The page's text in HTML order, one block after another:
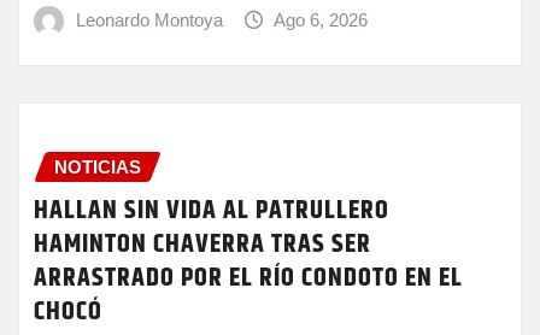
Leonardo Montoya Ago 6, 2026
NOTICIAS
HALLAN SIN VIDA AL PATRULLERO
HAMINTON CHAVERRA TRAS SER
ARRASTRADO POR EL RÍO CONDOTO EN EL
CHOCÓ